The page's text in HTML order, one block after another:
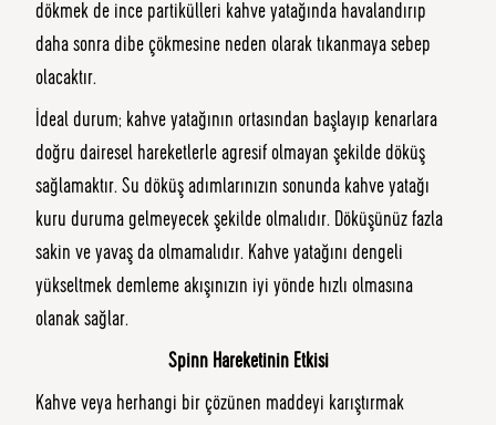
dökmek de ince partikülleri kahve yatağında havalandırıp
daha sonra dibe çökmesine neden olarak tıkanmaya sebep
olacaktır.
İdeal durum; kahve yatağının ortasından başlayıp kenarlara
doğru dairesel hareketlerle agresif olmayan şekilde döküş
sağlamaktır. Su döküş adımlarınızın sonunda kahve yatağı
kuru duruma gelmeyecek şekilde olmalıdır. Döküşünüz fazla
sakin ve yavaş da olmamalıdır. Kahve yatağını dengeli
yükseltmek demleme akışınızın iyi yönde hızlı olmasına
olanak sağlar.
Spinn Hareketinin Etkisi
Kahve veya herhangi bir çözünen maddeyi karıştırmak